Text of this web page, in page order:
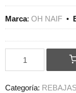
Marca: OH NAIF •
Categoría: